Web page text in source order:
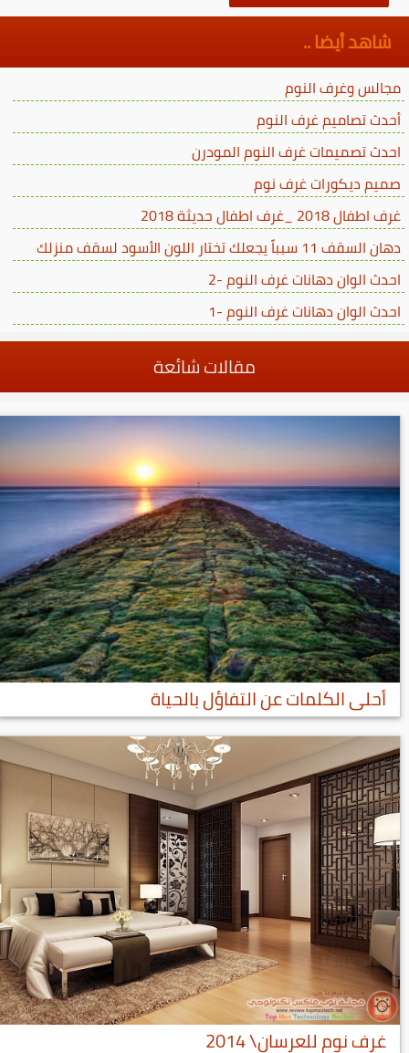
شاهد أيضا ..
مجالس وغرف النوم
أحدث تصاميم غرف النوم
احدث تصميمات غرف النوم المودرن
صميم ديكورات غرف نوم
غرف اطفال 2018 _غرف اطفال حديثة 2018
دهان السقف 11 سبباً يجعلك تختار اللون الأسود لسقف منزلك
احدث الوان دهانات غرف النوم -2
احدث الوان دهانات غرف النوم -1
مقالات شائعة
أحلى الكلمات عن التفاؤل بالحياة
غرف نوم للعرسان\ 2014